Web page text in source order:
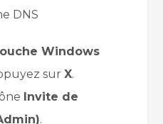
DNS
Windows
surX.
Invite de
.